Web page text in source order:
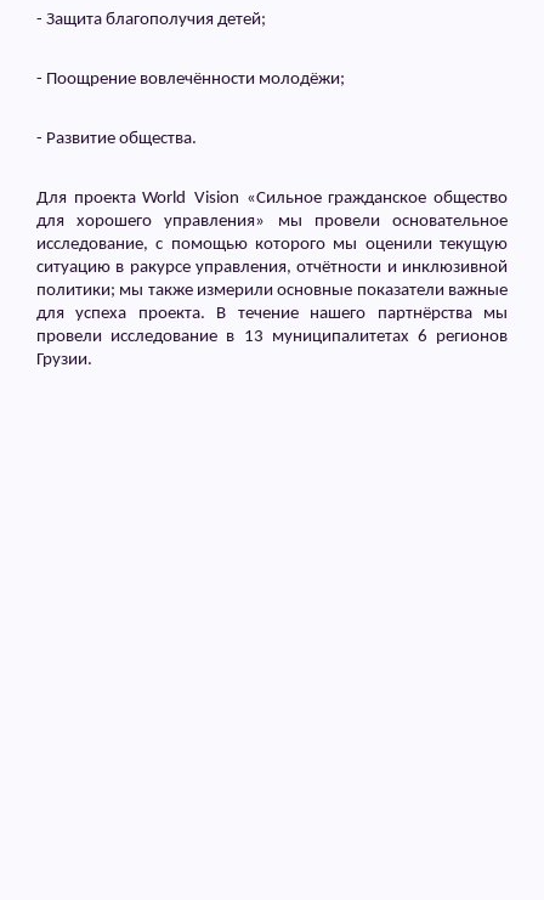
- Защита благополучия детей;
- Поощрение вовлечённости молодёжи;
- Развитие общества.
Для проектаWorld Vision «Сильное гражданское общество
для хорошего управления»
мы провели основательное
исследование, с помощью которого мы оценили текущую
ситуацию в ракурсе управления, отчётности и инклюзивной
политики; мы также измерили основные показатели важные
для успеха проекта. В течение нашего партнёрства мы
провели исследование в 13 муниципалитетах 6 регионов
Грузии.